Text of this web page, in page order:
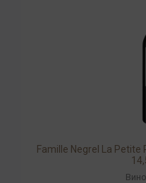
Famille Negrel La Petite
Вино